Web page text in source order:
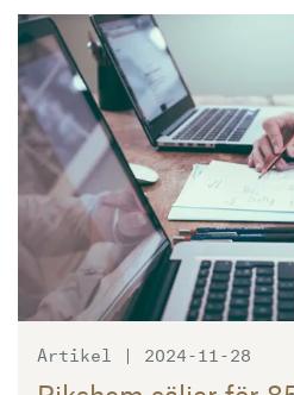
Artikel | 2024-11-28
Läs mer